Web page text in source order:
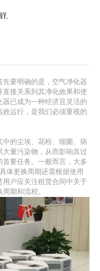
要明确的是，空气净化器
接关系到其净化效果和使
已成为一种经济且灵活的
运行，是我们必须重视的
的尘埃、花粉、细菌、病
量污染物，从而影响其过
要任务。一般而言，大多
体更换周期还需根据使用
户应关注租赁合同中关于
期和流程。